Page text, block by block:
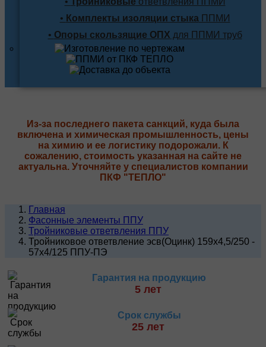
• Комплекты изоляции стыкаППМИ
• Опоры скользящие ОПХ для ППМИ труб
Из-за последнего пакета санкций, куда была
включена и химическая промышленность, цены
на химию и ее логистику подорожали. К
сожалению, стоимость указанная на сайте не
актуальна. Уточняйте у специалистов компании
ПКФ "ТЕПЛО"
Главная
Фасонные элементы ППУ
Тройниковые ответвления ППУ
Тройниковое ответвление эсв(Оцинк) 159х4,5/250 -
57х4/125 ППУ-ПЭ
Гарантия на продукцию
5 лет
Срок службы
25 лет